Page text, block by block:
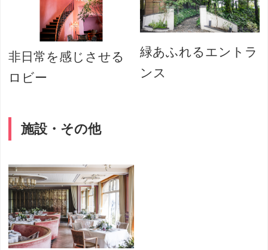
非日常を感じさせる
ロビー
緑あふれるエントラ
ンス
施設・その他